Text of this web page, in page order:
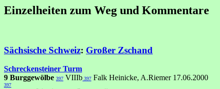
Einzelheiten zum Weg und Kommentare
Sächsische Schweiz: Großer Zschand
Schreckensteiner Turm
9 Burggewölbe 397 VIIIb 397 Falk Heinicke, A.Riemer 17.06.2000
397